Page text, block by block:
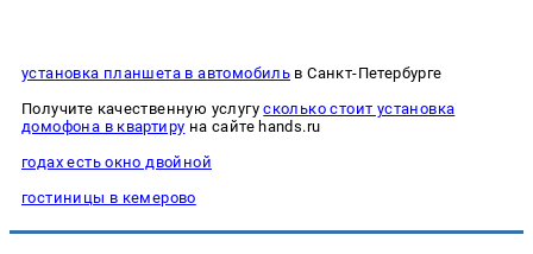
установка планшета в автомобиль в Санкт-Петербурге
Получите качественную услугусколько стоит установка
домофона в квартиру на сайте hands.ru
годах есть окно двойной
гостиницы в кемерово